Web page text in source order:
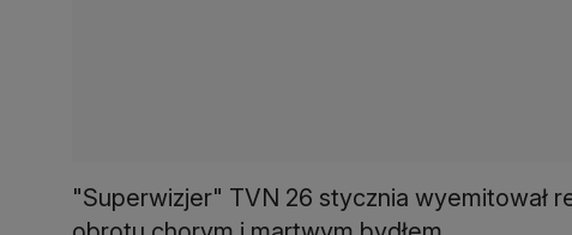
"Superwizjer" TVN 26 stycznia wyemitował